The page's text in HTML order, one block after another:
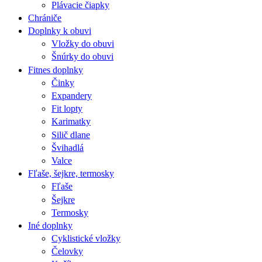
Plávacie čiapky
Chrániče
Doplnky k obuvi
Vložky do obuvi
Šnúrky do obuvi
Fitnes doplnky
Činky
Expandery
Fit lopty
Karimatky
Silič dlane
Švihadlá
Valce
Fľaše, šejkre, termosky
Fľaše
Šejkre
Termosky
Iné doplnky
Cyklistické vložky
Čelovky